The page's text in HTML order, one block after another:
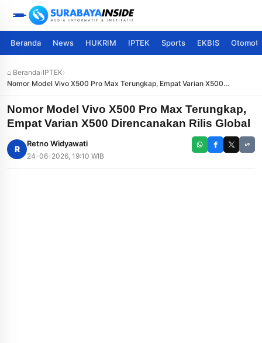
Beranda News HUKRIM IPTEK Sports EKBIS
⌂ Beranda›IPTEK›
Nomor Model Vivo X500 Pro Max Terungkap, Empat Varian X500
Direncanakan Rilis Global
Nomor Model Vivo X500 Pro Max Terungkap,
Empat Varian X500 Direncanakan Rilis Global
R
Retno Widyawati
24-06-2026, 19:10 WIB